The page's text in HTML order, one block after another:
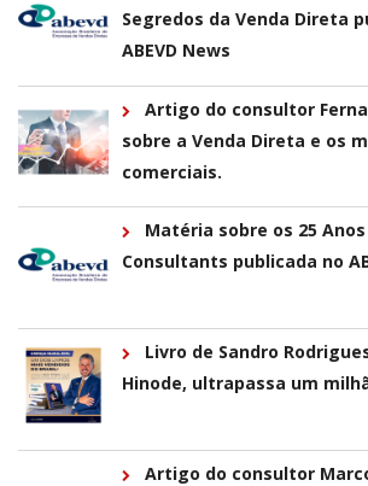
Segredos da Venda Direta
ABEVD News
Artigo do consultor
sobre a Venda Direta e os
comerciais.
Matéria sobre os 25
Consultants publicada no
Livro de Sandro
Hinode, ultrapassa um
Artigo do consultor